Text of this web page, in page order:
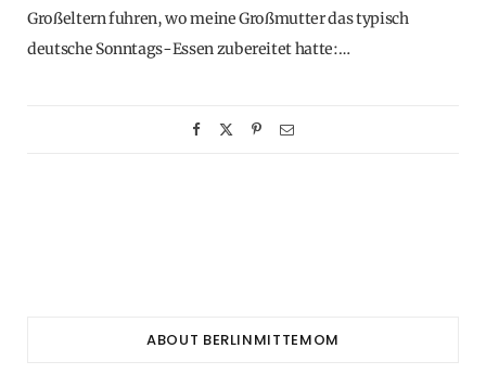
Großeltern fuhren, wo meine Großmutter das typisch
deutsche Sonntags-Essen zubereitet hatte:…
ABOUT BERLINMITTEMOM